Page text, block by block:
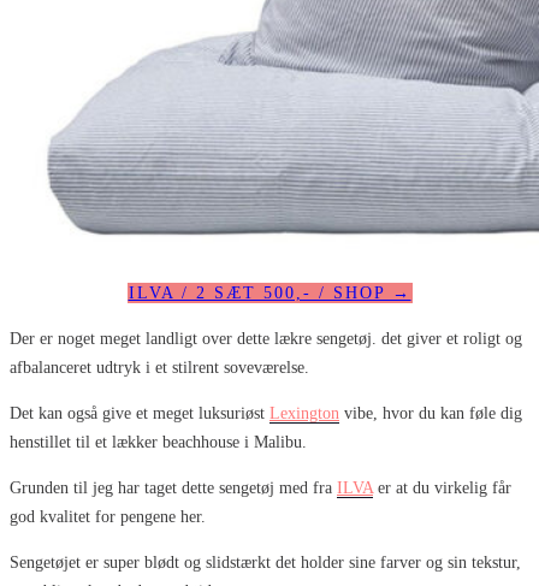
ILVA / 2 SÆT 500,- / SHOP →
Der er noget meget landligt over dette lækre sengetøj. det giver et roligt og
afbalanceret udtryk i et stilrent soveværelse.
Det kan også give et meget luksuriøst Lexington vibe, hvor du kan føle dig
henstillet til et lækker beachhouse i Malibu.
Grunden til jeg har taget dette sengetøj med fra ILVA er at du virkelig får
god kvalitet for pengene her.
Sengetøjet er super blødt og slidstærkt det holder sine farver og sin tekstur,